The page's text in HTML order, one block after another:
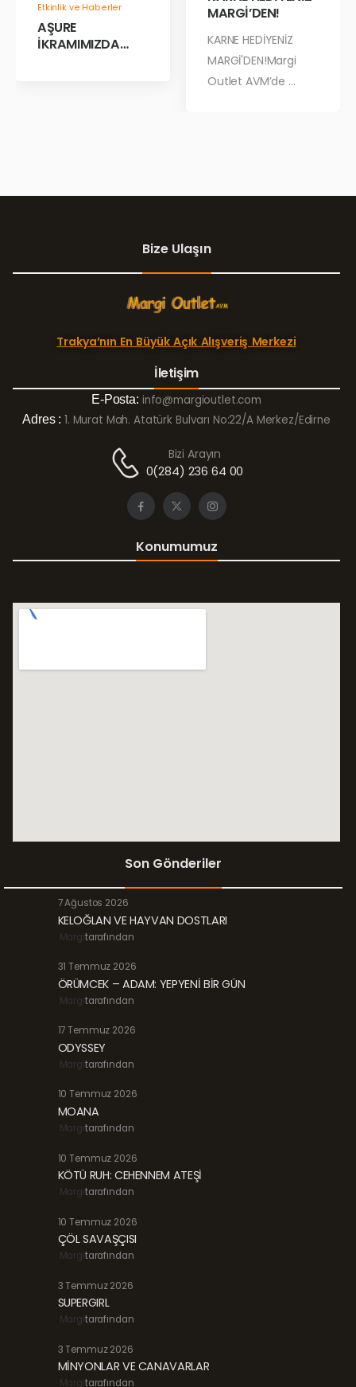
Etkinlik ve Haberler
AŞURE
İKRAMIMIZDA
MARGİ’DEN!
KARNE HEDİYENİZ
MARGİ'DEN!Margi
Outlet AVM’de ...
Bize Ulaşın
Trakya’nın En Büyük Açık Alışveriş Merkezi
İletişim
E-Posta: info@margioutlet.com
Adres : 1. Murat Mah. Atatürk Bulvarı No:22/A Merkez/Edirne
Bizi Arayın
0(284) 236 64 00
Konumumuz
Son Gönderiler
7 Ağustos 2026
KELOĞLAN VE HAYVAN DOSTLARI
Margitarafından
31 Temmuz 2026
ÖRÜMCEK – ADAM: YEPYENİ BİR GÜN
Margitarafından
17 Temmuz 2026
ODYSSEY
Margitarafından
10 Temmuz 2026
MOANA
Margitarafından
10 Temmuz 2026
KÖTÜ RUH: CEHENNEM ATEŞİ
Margitarafından
10 Temmuz 2026
ÇÖL SAVAŞÇISI
Margitarafından
3 Temmuz 2026
SUPERGIRL
Margitarafından
3 Temmuz 2026
MİNYONLAR VE CANAVARLAR
Margitarafından